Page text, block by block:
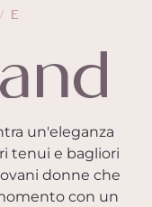
un'eleganza
tenui e bagliori
donne che
con un